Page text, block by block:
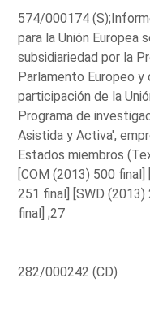
574/000174
para la Unión Europea
subsidiariedad por la
Parlamento Europeo y
participación de la
Programa de
Asistida y Activa',
Estados miembros
[COM (2013) 500
251 final] [SWD (2013)
final] ;27
282/000242 (CD)